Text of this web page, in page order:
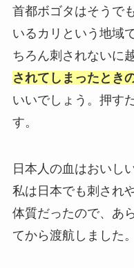
首都ボゴタはそうで
いるカリという地域
ちろん刺されないに
されてしまったとき
いいでしょう。押す
す。
日本人の血はおいし
私は日本でも刺され
体質だったので、あ
てから渡航しました。